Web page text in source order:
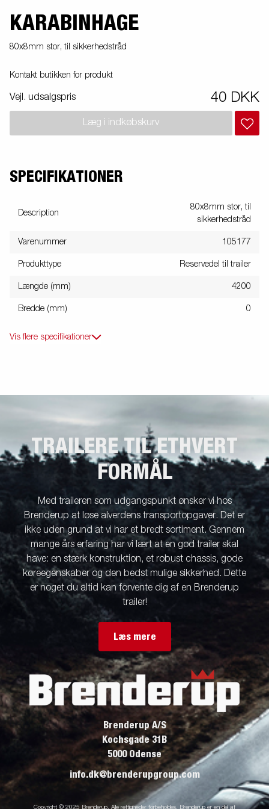
KARABINHAGE
80x8mm stor, til sikkerhedstråd
Kontakt butikken for produkt
Vejl. udsalgspris 40 DKK
Læg i indkøbskurv
SPECIFIKATIONER
Description
80x8mm stor, til
sikkerhedstråd
Varenummer 105177
Produkttype Reservedel til trailer
Længde (mm) 4200
Bredde (mm) 0
Vis flere specifikationer
TRAILERE TIL ETHVERT
FORMÅL
Med traileren som udgangspunkt ønsker vi hos
Brenderup at løse alverdens transportopgaver. Det er
ikke uden grund at vi har et bredt sortiment. Gennem
mange års erfaring har vi lært at en god trailer skal
have: en stærk konstruktion, et robust chassis, gode
køreegenskaber og den bedst mulige sikkerhed. Dette
er noget du altid kan forvente dig af en Brenderup
trailer!
Læs mere
Brenderup A/S
Kochsgade 31B
5000 Odense
info.dk@brenderupgroup.com
Copyright © 2025 Brenderup. Alle rettigheder forbeholdes. Brenderup er en del af